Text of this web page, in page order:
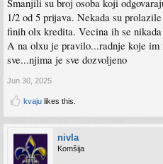
Smanjili su broj osoba koji
1/2 od 5 prijava. Nekada su
finih olx kredita. Vecina ih se
A na olxu je pravilo...radnje koje im
sve...njima je sve dozvoljeno
Jun 30, 2025
kvaju likes this.
nivla
Komšija